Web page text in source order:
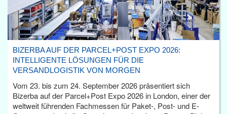
BIZERBA AUF DER PARCEL+POST EXPO 2026:
INTELLIGENTE LÖSUNGEN FÜR DIE
VERSANDLOGISTIK VON MORGEN
Vom 23. bis zum 24. September 2026 präsentiert sich
Bizerba auf der Parcel+Post Expo 2026 in London, einer der
weltweit führenden Fachmessen für Paket-, Post- und E-